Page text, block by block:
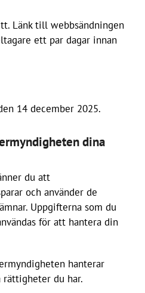
Länk till webbsändningen
ett par dagar innan
14 december 2025.
dina
du att
och använder de
Uppgifterna som du
för att hantera din
hanterar
du har.